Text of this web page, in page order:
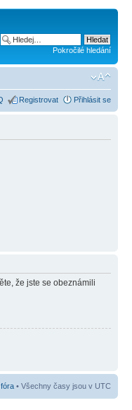
Pokročilé hledání
Registrovat Přihlásit se
že jste se obeznámili
• Všechny časy jsou v UTC